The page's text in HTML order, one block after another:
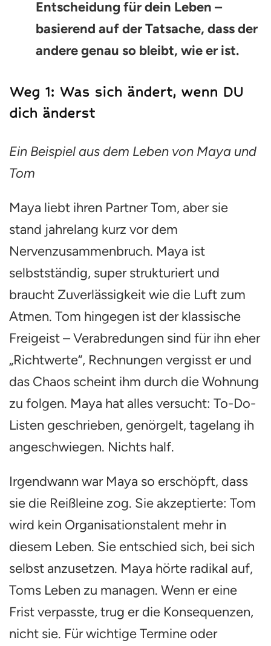
Entscheidung für dein Leben –
basierend auf der Tatsache, dass der
andere genau so bleibt, wie er ist.
Weg 1: Was sich ändert, wenn DU
dich änderst
Ein Beispiel aus dem Leben von Maya und
Tom
Maya liebt ihren Partner Tom, aber sie
stand jahrelang kurz vor dem
Nervenzusammenbruch. Maya ist
selbstständig, super strukturiert und
braucht Zuverlässigkeit wie die Luft zum
Atmen. Tom hingegen ist der klassische
Freigeist – Verabredungen sind für ihn eher
„Richtwerte“, Rechnungen vergisst er und
das Chaos scheint ihm durch die Wohnung
zu folgen. Maya hat alles versucht: To-Do-
Listen geschrieben, genörgelt, tagelang ih
angeschwiegen. Nichts half.
Irgendwann war Maya so erschöpft, dass
sie die Reißleine zog. Sie akzeptierte: Tom
wird kein Organisationstalent mehr in
diesem Leben. Sie entschied sich, bei sich
selbst anzusetzen. Maya hörte radikal auf,
Toms Leben zu managen. Wenn er eine
Frist verpasste, trug er die Konsequenzen,
nicht sie. Für wichtige Termine oder